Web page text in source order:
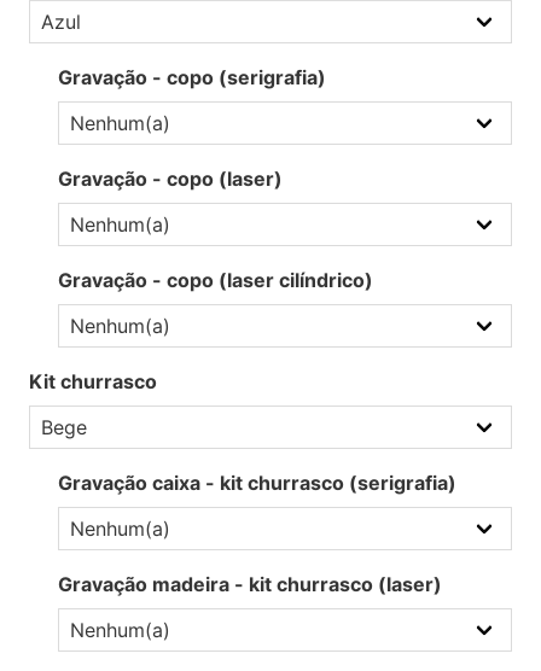
Gravação - copo (serigrafia)
Gravação - copo (laser)
Gravação - copo (laser cilíndrico)
Kit churrasco
Gravação caixa - kit churrasco (serigrafia)
Gravação madeira - kit churrasco (laser)